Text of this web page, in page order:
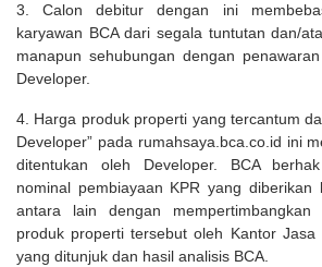
3. Calon debitur dengan ini
karyawan BCA dari segala tuntutan dan/
manapun sehubungan dengan
Developer.
4. Harga produk properti yang tercantum
Developer” pada rumahsaya.bca.co.id ini
ditentukan oleh Developer. BCA
nominal pembiayaan KPR yang diberikan
antara lain dengan
produk properti tersebut oleh Kantor Jasa
yang ditunjuk dan hasil analisis BCA.